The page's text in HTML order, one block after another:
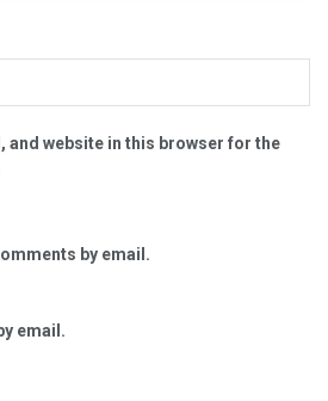
and website in this browser for the
by email.
email.